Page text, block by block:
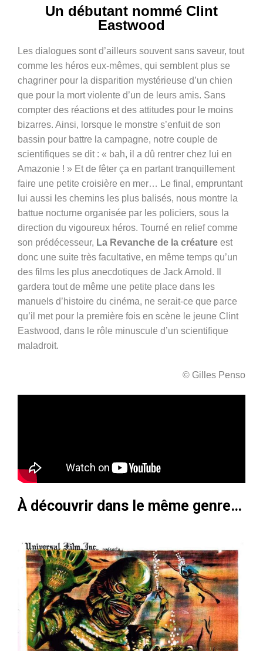
Un débutant nommé Clint
Eastwood
Les dialogues sont d’ailleurs souvent sans saveur, tout
comme les héros eux-mêmes, qui semblent plus se
chagriner pour la disparition mystérieuse d’un chien
que pour la mort violente d’un de leurs amis. Sans
compter des réactions et des attitudes pour le moins
bizarres. Ainsi, lorsque le monstre s’enfuit de son
bassin pour battre la campagne, notre couple de
scientifiques se dit : « bah, il a dû rentrer chez lui en
Amazonie ! » Et de fêter ça en partant tranquillement
faire une petite croisière en mer… Le final, empruntant
lui aussi les chemins les plus balisés, nous montre la
battue nocturne organisée par les policiers, sous la
direction du vigoureux héros. Tourné en relief comme
son prédécesseur, La Revanche de la créature est
donc une suite très facultative, en même temps qu’un
des films les plus anecdotiques de Jack Arnold. Il
gardera tout de même une petite place dans les
manuels d’histoire du cinéma, ne serait-ce que parce
qu’il met pour la première fois en scène le jeune Clint
Eastwood, dans le rôle minuscule d’un scientifique
maladroit.
© Gilles Penso
À découvrir dans le même genre…